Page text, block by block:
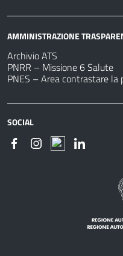
AMMINISTRAZIONE
Archivio ATS
PNRR – Missione 6 Salute
PNES – Area contrastare la
SOCIAL